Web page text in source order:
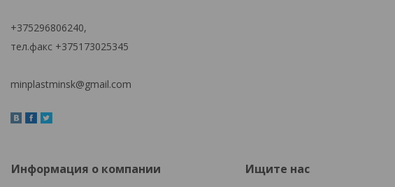
+375296806240,
тел.факс +375173025345
minplastminsk@gmail.com
Информация о компании Ищите нас